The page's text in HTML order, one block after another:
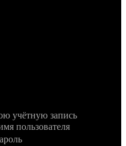
учётную запись
пользователя